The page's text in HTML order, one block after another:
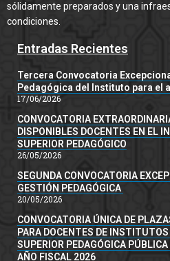
sólidamente preparados y una
condiciones.
Entradas Recientes
Tercera Convocatoria
Pedagógica del Instituto para el
17/06/2026
CONVOCATORIA
DISPONIBLES DOCENTES EN EL
SUPERIOR PEDAGÓGICO
26/05/2026
SEGUNDA CONVOCATORIA
GESTIÓN PEDAGÓGICA
20/05/2026
CONVOCATORIA ÚNICA DE
PARA DOCENTES DE INSTITUTOS
SUPERIOR PEDAGÓGICA
AÑO FISCAL 2026